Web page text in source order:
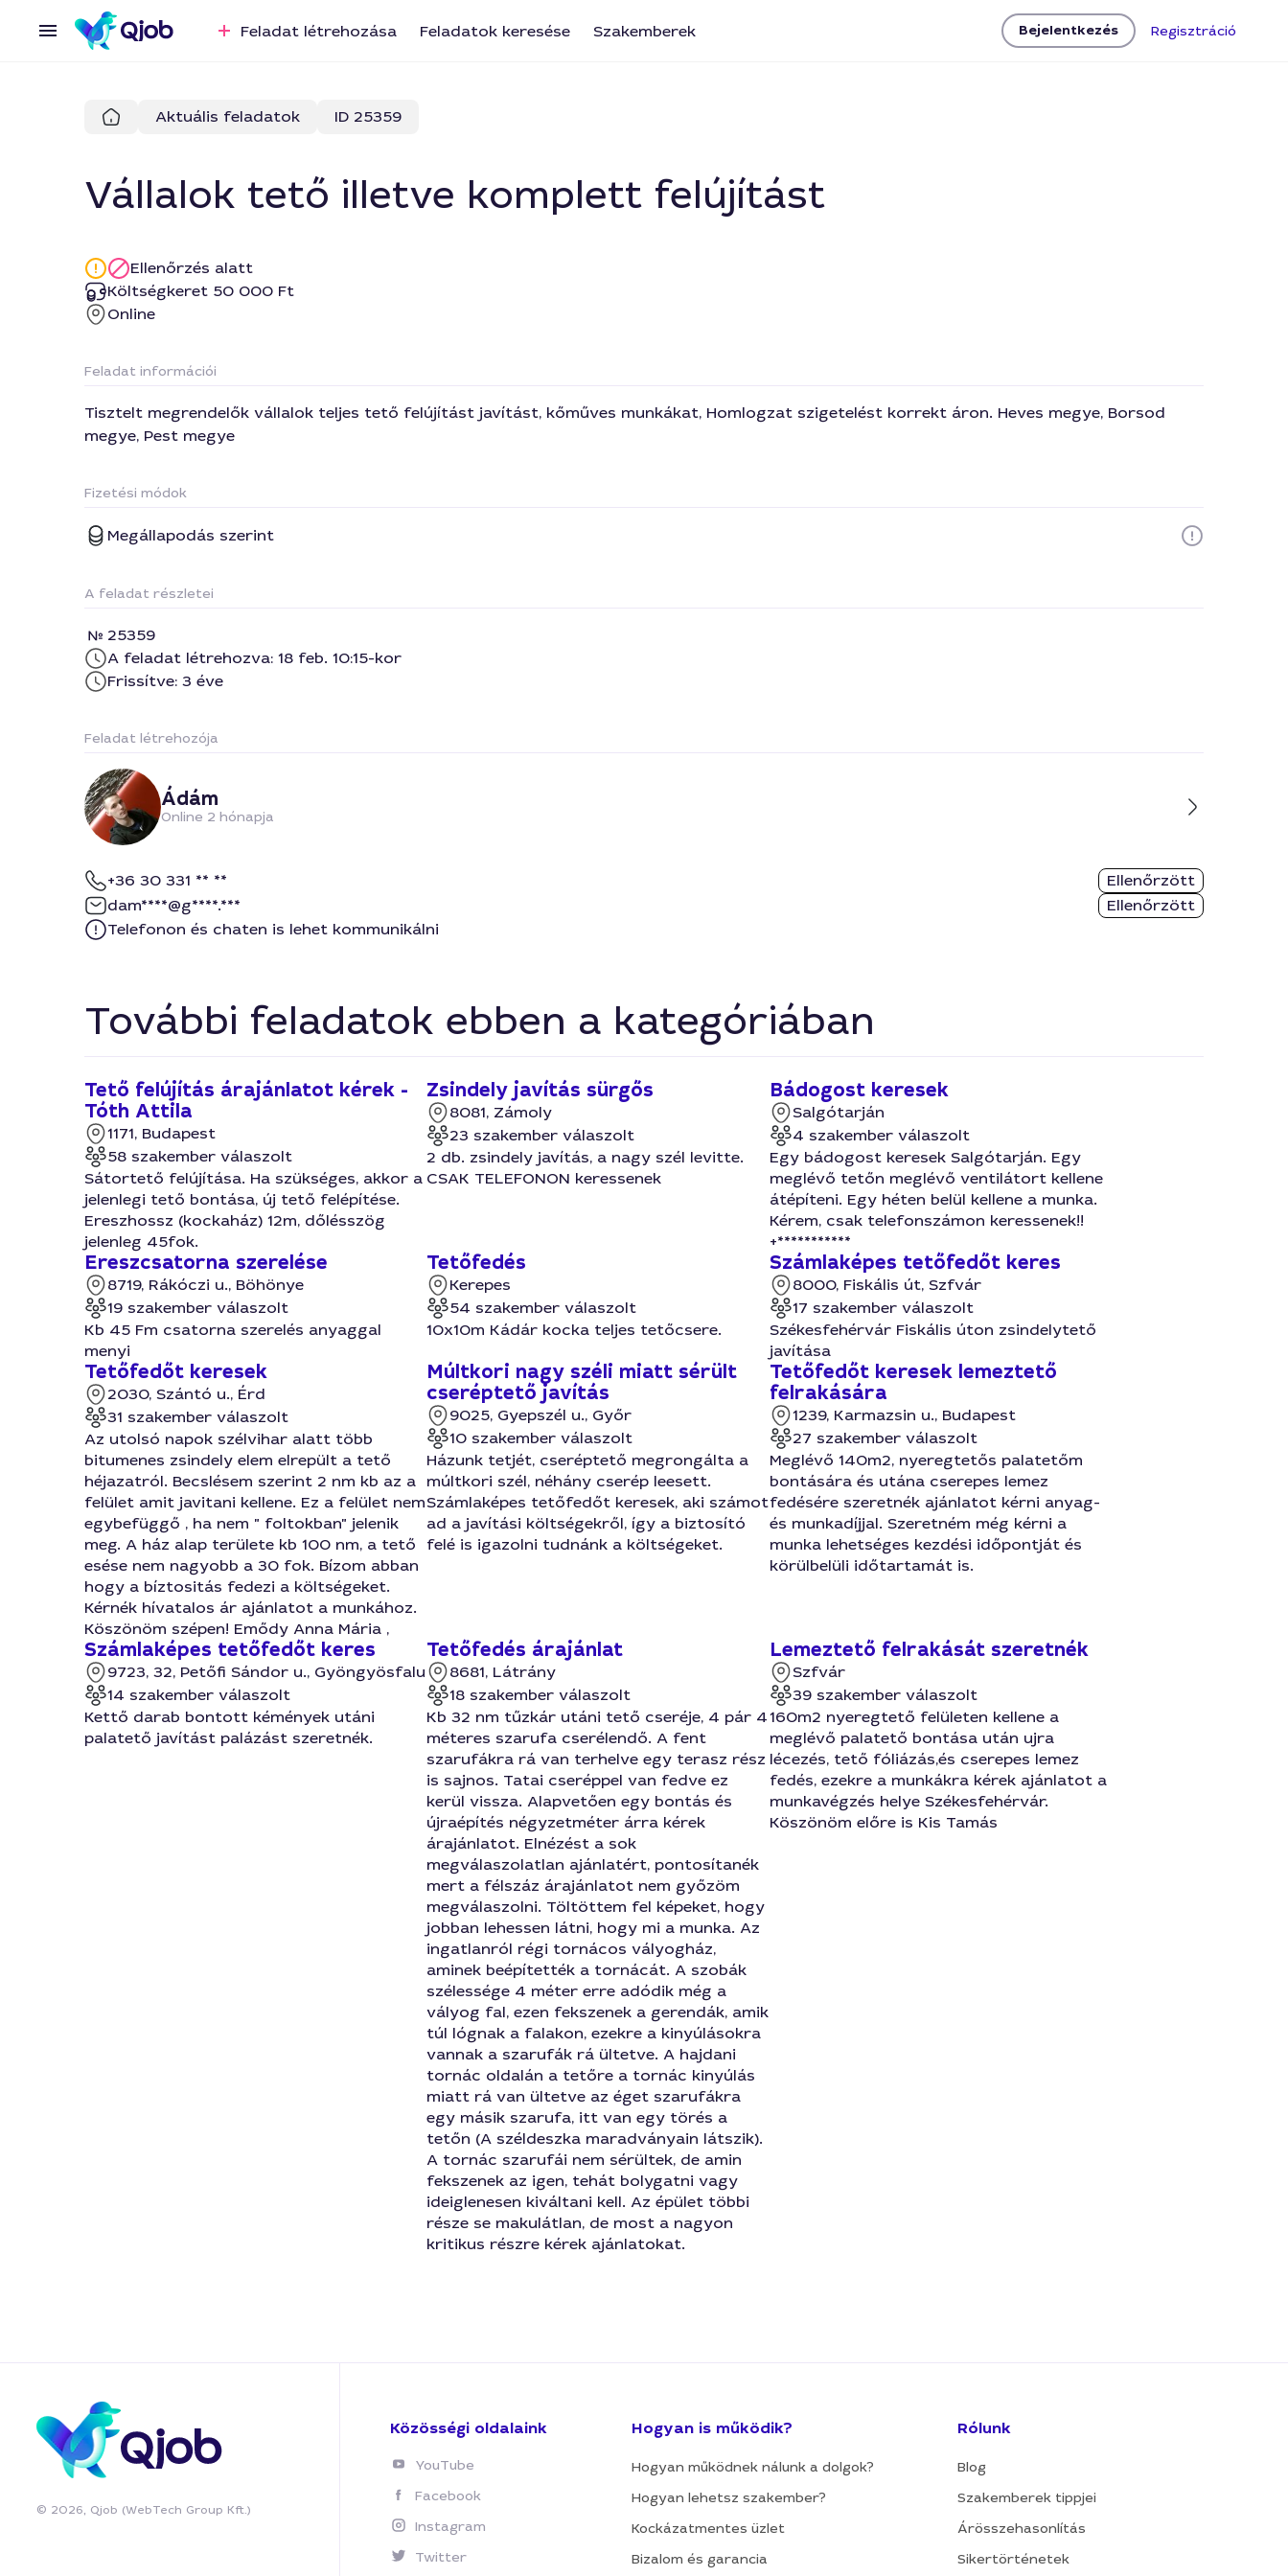
Feladat létrehozása Feladatok keresése Szakemberek Bejelentkezés Regisztráció
Aktuális feladatok ID 25359
Vállalok tető illetve komplett felújítást
Ellenőrzés alatt
Költségkeret 50 000 Ft
Online
Feladat információi
Tisztelt megrendelők vállalok teljes tető felújítást javítást, kőműves munkákat, Homlogzat szigetelést korrekt áron. Heves megye, Borsod
megye, Pest megye
Fizetési módok
Megállapodás szerint
A feladat részletei
25359
A feladat létrehozva: 18 feb. 10:15-kor
Frissítve: 3 éve
Feladat létrehozója
Ádám
Online 2 hónapja
+36 30 331 ** **
Ellenőrzött
dam****@g****.***
Ellenőrzött
Telefonon és chaten is lehet kommunikálni
További feladatok ebben a kategóriában
Tető felújítás árajánlatot kérek -
Tóth Attila
1171, Budapest
58 szakember válaszolt
Sátortető felújítása. Ha szükséges, akkor a
jelenlegi tető bontása, új tető felépítése.
Ereszhossz (kockaház) 12m, dőlésszög
jelenleg 45fok.
Zsindely javítás sürgős
8081, Zámoly
23 szakember válaszolt
2 db. zsindely javítás, a nagy szél levitte.
CSAK TELEFONON keressenek
Bádogost keresek
Salgótarján
4 szakember válaszolt
Egy bádogost keresek Salgótarján. Egy
meglévő tetőn meglévő ventilátort kellene
átépíteni. Egy héten belül kellene a munka.
Kérem, csak telefonszámon keressenek!!
+***********
Ereszcsatorna szerelése
8719, Rákóczi u., Böhönye
19 szakember válaszolt
Kb 45 Fm csatorna szerelés anyaggal
menyi
Tetőfedés
Kerepes
54 szakember válaszolt
10x10m Kádár kocka teljes tetőcsere.
Számlaképes tetőfedőt keres
8000, Fiskális út, Szfvár
17 szakember válaszolt
Székesfehérvár Fiskális úton zsindelytető
javítása
Tetőfedőt keresek
2030, Szántó u., Érd
31 szakember válaszolt
Az utolsó napok szélvihar alatt több
bitumenes zsindely elem elrepült a tető
héjazatról. Becslésem szerint 2 nm kb az a
felület amit javitani kellene. Ez a felület nem
egybefüggő , ha nem " foltokban" jelenik
meg. A ház alap területe kb 100 nm, a tető
esése nem nagyobb a 30 fok. Bízom abban
hogy a bíztositás fedezi a költségeket.
Kérnék hívatalos ár ajánlatot a munkához.
Köszönöm szépen! Emődy Anna Mária ,
Múltkori nagy széli miatt sérült
cseréptető javítás
9025, Gyepszél u., Győr
10 szakember válaszolt
Házunk tetjét, cseréptető megrongálta a
múltkori szél, néhány cserép leesett.
Számlaképes tetőfedőt keresek, aki számot
ad a javítási költségekről, így a biztosító
felé is igazolni tudnánk a költségeket.
Tetőfedőt keresek lemeztető
felrakására
1239, Karmazsin u., Budapest
27 szakember válaszolt
Meglévő 140m2, nyeregtetős palatetőm
bontására és utána cserepes lemez
fedésére szeretnék ajánlatot kérni anyag-
és munkadíjjal. Szeretném még kérni a
munka lehetséges kezdési időpontját és
körülbelüli időtartamát is.
Számlaképes tetőfedőt keres
9723, 32, Petőfi Sándor u., Gyöngyösfalu
14 szakember válaszolt
Kettő darab bontott kémények utáni
palatető javítást palázást szeretnék.
Tetőfedés árajánlat
8681, Látrány
18 szakember válaszolt
Kb 32 nm tűzkár utáni tető cseréje, 4 pár 4
méteres szarufa cserélendő. A fent
szarufákra rá van terhelve egy terasz rész
is sajnos. Tatai cseréppel van fedve ez
kerül vissza. Alapvetően egy bontás és
újraépítés négyzetméter árra kérek
árajánlatot. Elnézést a sok
megválaszolatlan ajánlatért, pontosítanék
mert a félszáz árajánlatot nem győzöm
megválaszolni. Töltöttem fel képeket, hogy
jobban lehessen látni, hogy mi a munka. Az
ingatlanról régi tornácos vályogház,
aminek beépítették a tornácát. A szobák
szélessége 4 méter erre adódik még a
vályog fal, ezen fekszenek a gerendák, amik
túl lógnak a falakon, ezekre a kinyúlásokra
vannak a szarufák rá ültetve. A hajdani
tornác oldalán a tetőre a tornác kinyúlás
miatt rá van ültetve az éget szarufákra
egy másik szarufa, itt van egy törés a
tetőn (A széldeszka maradványain látszik).
A tornác szarufái nem sérültek, de amin
fekszenek az igen, tehát bolygatni vagy
ideiglenesen kiváltani kell. Az épület többi
része se makulátlan, de most a nagyon
kritikus részre kérek ajánlatokat.
Lemeztető felrakását szeretnék
Szfvár
39 szakember válaszolt
160m2 nyeregtető felületen kellene a
meglévő palatető bontása után ujra
lécezés, tető fóliázás,és cserepes lemez
fedés, ezekre a munkákra kérek ajánlatot a
munkavégzés helye Székesfehérvár.
Köszönöm előre is Kis Tamás
© 2026, Qjob (WebTech Group Kft.)
Közösségi oldalaink
YouTube
Facebook
Instagram
Twitter
Hogyan is működik?
Hogyan működnek nálunk a dolgok?
Hogyan lehetsz szakember?
Kockázatmentes üzlet
Bizalom és garancia
Rólunk
Blog
Szakemberek tippjei
Árösszehasonlítás
Sikertörténetek